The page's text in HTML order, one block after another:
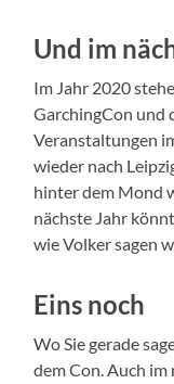
Und im
Im Jahr 2020
GarchingCon und
Veranstaltungen
wieder nach
hinter dem Mond
nächste Jahr
wie Volker sagen
Eins noch
Wo Sie gerade
dem Con. Auch